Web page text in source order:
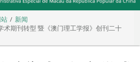
新闻
术期刊转型 暨《澳门理工学报》创刊二十